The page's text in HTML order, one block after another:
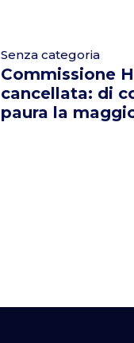
Senza categoria
Commissione
cancellata: di
paura la